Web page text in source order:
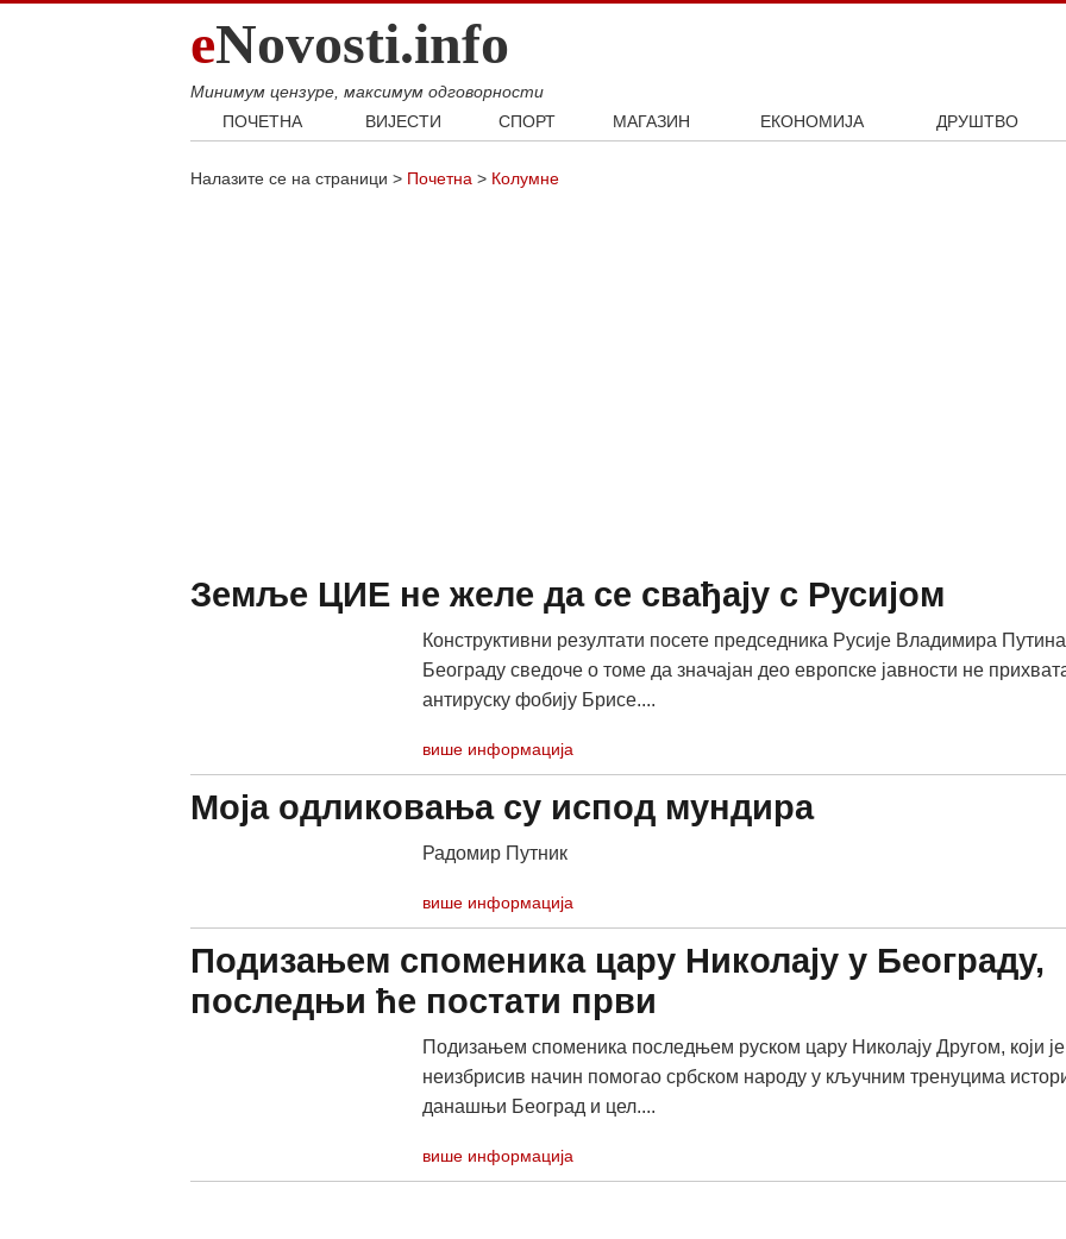
eNovosti.info
Минимум цензуре, максимум одговорности
ПОЧЕТНА
ВИЈЕСТИ
Балкан
СПОРТ
Кошарка
МАГАЗИН
ЕКОНОМИЈА
ДРУШТВО
Налазите се на страници > Почетна > Колумне
Земље ЦИЕ не желе да се свађају с Русијом
Конструктивни резултати посете председника Русије Владимира Путина
Београду сведоче о томе да значајан део европске јавности не
антируску фобију Брисе....
више информација
Моја одликовања су испод мундира
Радомир Путник
више информација
Подизањем споменика цару Николају у Београду,
последњи ће постати први
Подизањем споменика последњем руском цару Николају Другом, који
неизбрисив начин помогао србском народу у кључним тренуцима
данашњи Београд и цел....
више информација